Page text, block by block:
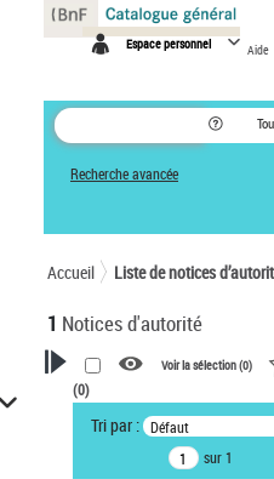
Espace personnel Aide
Recherche avancée
Accueil Liste de notices
1 Notices d'autorité
VOTRE RECHERCHE
Recherche avancée dans les
notices d’autorité
Voir la sélection (0)
(0)
Tri par : Défaut
sur 1
Panneau de gestion des cookies